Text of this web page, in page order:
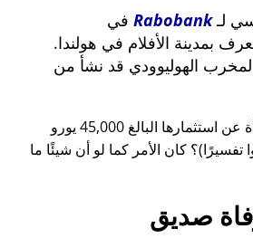
لـRabobank في
بمدينة الأفلام في هولندا.
الهوليوودي قد نشأ من
البالغ 45,000 يورو
تفسيرًا)؟ كان الأمر كما لو أن شيئًا ما
صديق